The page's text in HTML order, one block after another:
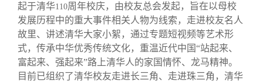
起于清华110周年校庆，由校友总会发起，旨在以母校
发展历程中的重大事件相关人物为线索，走进校友名人
故里、讲述清华大家小絮，通过专题短视频等艺术形
式，传承中华优秀传统文化，重温近代中国“站起来、
富起来、强起来”路上清华人的家国情怀、龙马精神。
目前已组织了清华校友走进长三角、走进珠三角，清华